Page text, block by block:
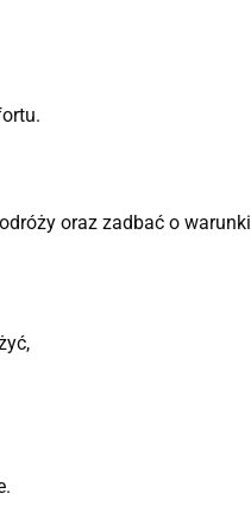
oraz zadbać o warunki